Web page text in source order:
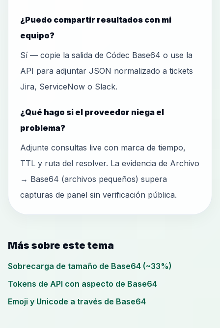
¿Puedo compartir resultados con mi
equipo?
Sí — copie la salida de Códec Base64 o use la
API para adjuntar JSON normalizado a tickets
Jira, ServiceNow o Slack.
¿Qué hago si el proveedor niega el
problema?
Adjunte consultas live con marca de tiempo,
TTL y ruta del resolver. La evidencia de Archivo
→ Base64 (archivos pequeños) supera
capturas de panel sin verificación pública.
Más sobre este tema
Sobrecarga de tamaño de Base64 (~33%)
Tokens de API con aspecto de Base64
Emoji y Unicode a través de Base64